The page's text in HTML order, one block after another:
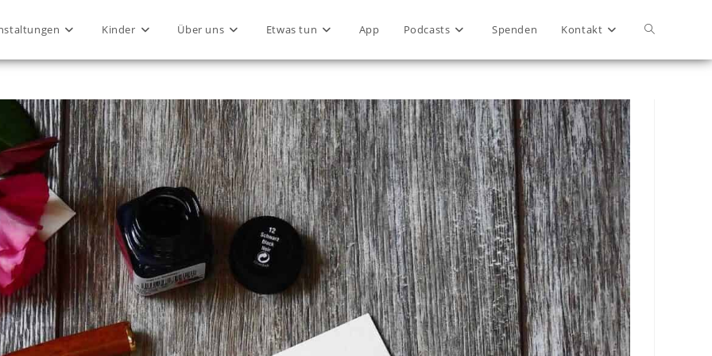
Kinder Über uns Etwas tun App Podcasts Spenden Kontakt